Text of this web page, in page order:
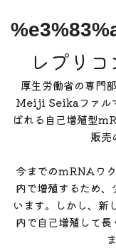
レプリ
厚生労働省の専門
Meiji Seikaファル
ばれる自己増殖型
販売
今までのmRNAワ
内で増殖するため
います。しかし、
内で自己増殖して